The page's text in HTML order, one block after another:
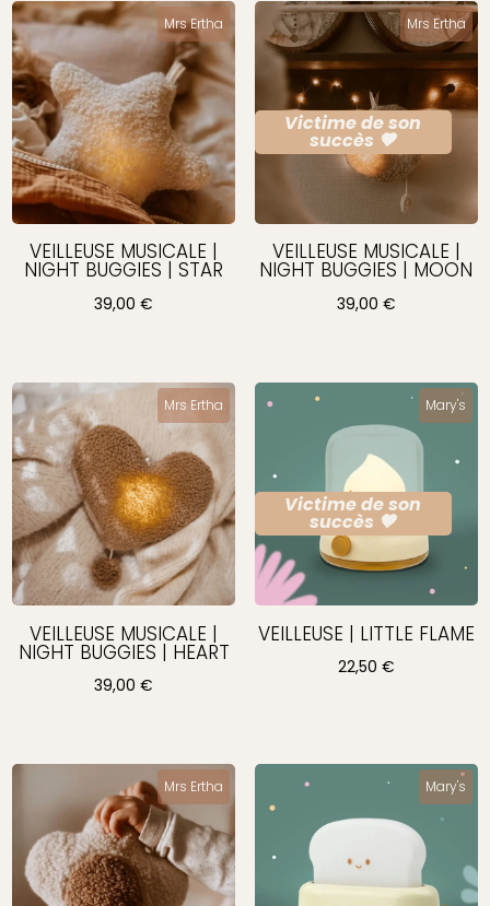
VEILLEUSE MUSICALE |
NIGHT BUGGIES | STAR
Mrs Ertha
39,00€
Victime de son
succès 🤎
VEILLEUSE MUSICALE |
NIGHT BUGGIES | MOON
Mrs Ertha
39,00 €
VEILLEUSE MUSICALE |
NIGHT BUGGIES | HEART
Mrs Ertha
39,00€
Victime de son
succès 🤎
VEILLEUSE | LITTLE FLAME
Mary's
22,50 €
Mrs Ertha Mary's